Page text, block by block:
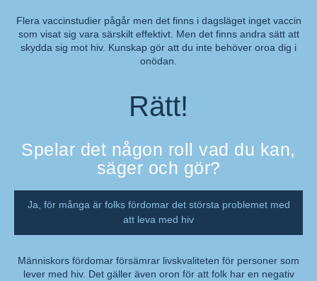
Kommentar:
Flera vaccinstudier pågår men det finns i dagsläget inget vaccin
som visat sig vara särskilt effektivt. Men det finns andra sätt att
skydda sig mot hiv. Kunskap gör att du inte behöver oroa dig i
onödan.
Rätt!
Spelar det någon roll vad du kan,
säger och gör?
Ja, för många är folks fördomar det största problemet med
att leva med hiv
Människors fördomar försämrar livskvaliteten för personer som
lever med hiv. Det gäller även oron för att folk har en negativ